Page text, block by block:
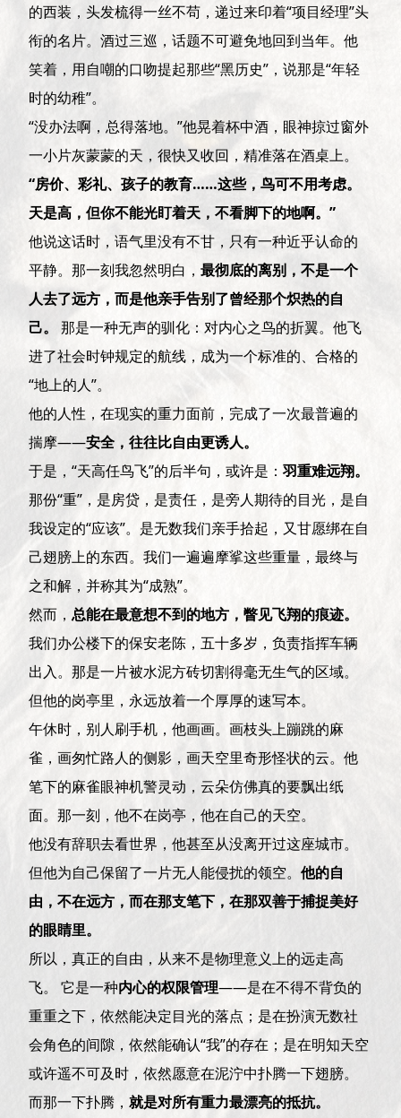
的西装，头发梳得一丝不苟，递过来印着“项目经理”头
衔的名片。酒过三巡，话题不可避免地回到当年。他
笑着，用自嘲的口吻提起那些“黑历史”，说那是“年轻
时的幼稚”。
“没办法啊，总得落地。”他晃着杯中酒，眼神掠过窗外
一小片灰蒙蒙的天，很快又收回，精准落在酒桌上。
“房价、彩礼、孩子的教育……这些，鸟可不用考虑。
天是高，但你不能光盯着天，不看脚下的地啊。”
他说这话时，语气里没有不甘，只有一种近乎认命的
平静。那一刻我忽然明白，最彻底的离别，不是一个
人去了远方，而是他亲手告别了曾经那个炽热的自
己。
那是一种无声的驯化：对内心之鸟的折翼。他飞
进了社会时钟规定的航线，成为一个标准的、合格的
“地上的人”。
他的人性，在现实的重力面前，完成了一次最普遍的
揣摩——安全，往往比自由更诱人。
于是，“天高任鸟飞”的后半句，或许是：羽重难远翔。
那份“重”，是房贷，是责任，是旁人期待的目光，是自
我设定的“应该”。是无数我们亲手拾起，又甘愿绑在自
己翅膀上的东西。我们一遍遍摩挲这些重量，最终与
之和解，并称其为“成熟”。
然而，总能在最意想不到的地方，瞥见飞翔的痕迹。
我们办公楼下的保安老陈，五十多岁，负责指挥车辆
出入。那是一片被水泥方砖切割得毫无生气的区域。
但他的岗亭里，永远放着一个厚厚的速写本。
午休时，别人刷手机，他画画。画枝头上蹦跳的麻
雀，画匆忙路人的侧影，画天空里奇形怪状的云。他
笔下的麻雀眼神机警灵动，云朵仿佛真的要飘出纸
面。那一刻，他不在岗亭，他在自己的天空。
他没有辞职去看世界，他甚至从没离开过这座城市。
但他为自己保留了一片无人能侵扰的领空。他的自
由，不在远方，而在那支笔下，在那双善于捕捉美好
的眼睛里。
所以，真正的自由，从来不是物理意义上的远走高
飞。 它是一种内心的权限管理——是在不得不背负的
重重之下，依然能决定目光的落点；是在扮演无数社
会角色的间隙，依然能确认“我”的存在；是在明知天空
或许遥不可及时，依然愿意在泥泞中扑腾一下翅膀。
而那一下扑腾，就是对所有重力最漂亮的抵抗。